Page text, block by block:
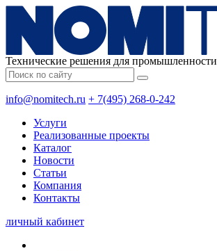
Технические решения для промышленности
info@nomitech.ru + 7(495) 268-0-242
Услуги
Реализованные проекты
Каталог
Новости
Статьи
Компания
Контакты
личный кабинет